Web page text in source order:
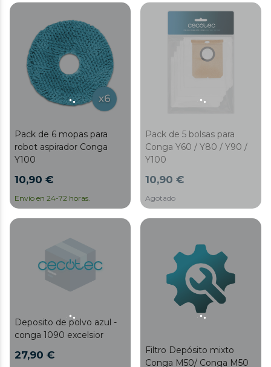
Pack de 6 mopas para
robot aspirador Conga
Y100
10,90 €
Envío en 24-72 horas.
Pack de 5 bolsas para
Conga Y60 / Y80 / Y90 /
Y100
10,90 €
Agotado
Deposito de polvo azul -
conga 1090 excelsior
27,90 €
Filtro Depósito mixto
Conga M50/ Conga M50